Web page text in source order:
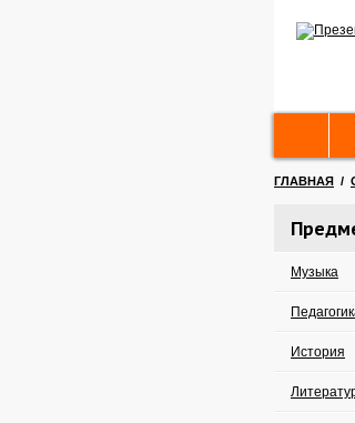
ГЛАВНАЯ /
Музыка
История